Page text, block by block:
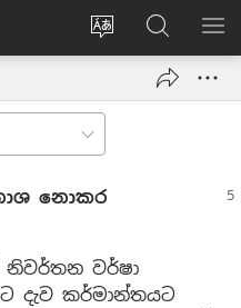
Change
language
ලොගින්
(opens
JW.ORG
වෙබ්
අඩවියෙන්
නොකර
වර්ෂා
දැව කර්මාන්තයට